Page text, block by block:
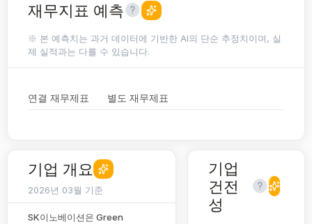
재무지표 예측
※ 본 예측치는 과거 데이터에 기반한 AI의 단순 추정치이며, 실
제 실적과는 다를 수 있습니다.
연결 재무제표 별도 재무제표
기업 개요
2026년 03월 기준
SK이노베이션은 Green
기업
건전
성